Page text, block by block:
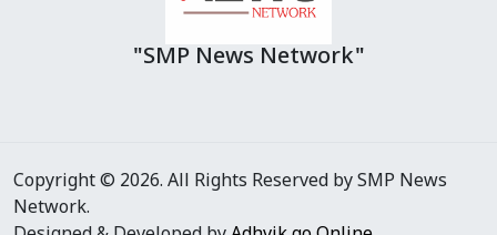
"SMP News Network"
Copyright © 2026. All Rights Reserved by SMP News
Network.